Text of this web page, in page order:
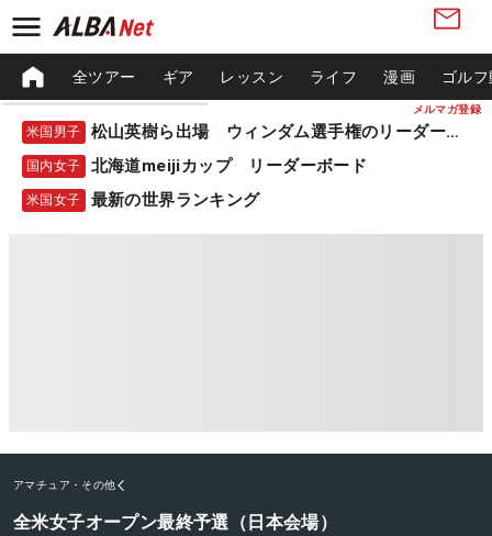
メルマガ登録
全ツアー ギア レッスン ライフ 漫画 ゴル
米国男子 松山英樹ら出場 ウィンダム選手権のリーダーボード
国内女子 北海道meijiカップ リーダーボード
米国女子 最新の世界ランキング
アマチュア・その他
全米女子オープン最終予選（日本会場）